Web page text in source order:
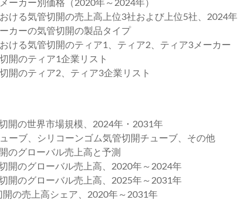
ける気管切開の売上高上位3社および上位5社、2024年
カーの気管切開の製品タイプ
ける気管切開のティア1、ティア2、ティア3メーカー
のティア1企業リスト
のティア2、ティア3企業リスト
の世界市場規模、2024年・2031年
ブ、シリコーンゴム気管切開チューブ、その他
のグローバル売上高と予測
のグローバル売上高、2020年～2024年
のグローバル売上高、2025年～2031年
売上高シェア、2020年～2031年